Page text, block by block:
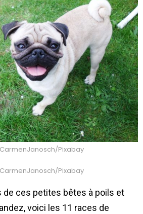
Pixabay
Pixabay
de ces petites bêtes à poils et
voici les 11 races de